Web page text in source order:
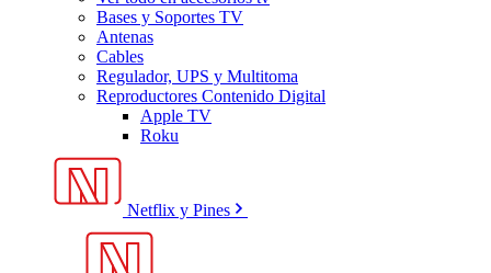
Bases y Soportes TV
Antenas
Cables
Regulador, UPS y Multitoma
Reproductores Contenido Digital
Apple TV
Roku
Netflix y Pines